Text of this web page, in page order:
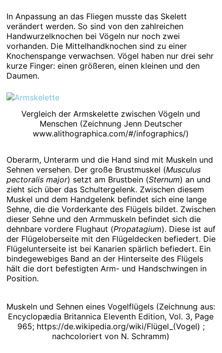
In Anpassung an das Fliegen musste das Skelett
verändert werden. So sind von den zahlreichen
Handwurzelknochen bei Vögeln nur noch zwei
vorhanden. Die Mittelhandknochen sind zu einer
Knochenspange verwachsen. Vögel haben nur drei sehr
kurze Finger: einen größeren, einen kleinen und den
Daumen.
Vergleich der Armskelette zwischen Vögeln und
Menschen (Zeichnung Jenn Deutscher
www.alithographica.com/#/infographics/)
Oberarm, Unterarm und die Hand sind mit Muskeln und
Sehnen versehen. Der große Brustmuskel (Musculus
pectoralis major) setzt am Brustbein (Sternum) an und
zieht sich über das Schultergelenk. Zwischen diesem
Muskel und dem Handgelenk befindet sich eine lange
Sehne, die die Vorderkante des Flügels bildet. Zwischen
dieser Sehne und den Armmuskeln befindet sich die
dehnbare vordere Flughaut (Propatagium). Diese ist auf
der Flügeloberseite mit den Flügeldecken befiedert. Die
Flügelunterseite ist bei Kanarien spärlich befiedert. Ein
bindegewebiges Band an der Hinterseite des Flügels
hält die dort befestigten Arm- und Handschwingen in
Position.
Muskeln und Sehnen eines Vogelflügels (Zeichnung aus:
Encyclopædia Britannica Eleventh Edition, Vol. 3, Page
965; https://de.wikipedia.org/wiki/Flügel_(Vogel) ;
nachcoloriert von N. Schramm)